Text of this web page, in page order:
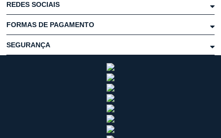
REDES SOCIAIS
FORMAS DE PAGAMENTO
SEGURANÇA